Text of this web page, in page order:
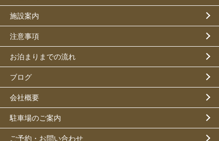
施設案内
注意事項
お泊まりまでの流れ
ブログ
会社概要
駐車場のご案内
ご予約・お問い合わせ